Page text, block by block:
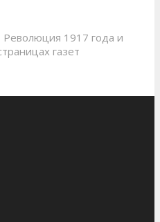
1917 года и
газет